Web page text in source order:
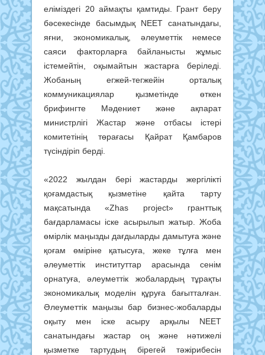
еліміздегі 20 аймақты қамтиды. Грант беру
бәсекесінде басымдық NEET санатындағы,
яғни, экономикалық, әлеуметтік немесе
саяси факторларға байланысты жұмыс
істемейтін, оқымайтын жастарға беріледі.
Жобаның егжей-тегжейін орталық
коммуникациялар қызметінде өткен
брифингте Мәдениет және ақпарат
министрлігі Жастар және отбасы істері
комитетінің төрағасы Қайрат Қамбаров
түсіндіріп берді.
«2022 жылдан бері жастарды жергілікті
қоғамдастық қызметіне қайта тарту
мақсатында «Zhas project» гранттық
бағдарламасы іске асырылып жатыр. Жоба
өмірлік маңызды дағдыларды дамытуға және
қоғам өміріне қатысуға, жеке тұлға мен
әлеуметтік институттар арасында сенім
орнатуға, әлеуметтік жобалардың тұрақты
экономикалық моделін құруға бағытталған.
Әлеуметтік маңызы бар бизнес-жобаларды
оқыту мен іске асыру арқылы NEET
санатындағы жастар оң және нәтижелі
қызметке тартудың бірегей тәжірибесін